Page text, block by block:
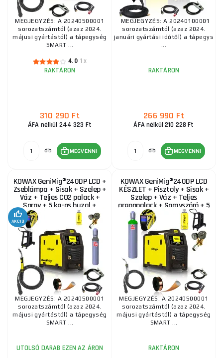
KOWAX GeniMig®240DP LCD + égő 4m + kábelek
3m
303 620 Ft
RAKTÁRON 359 300 Ft
KOWAX GeniMig®240DP LCD + Pisztoly + Sisak +
Szelep + Váz + Teljes argonpalack + Sprayszóró +
RAKTÁRON a szállítónál
MEGVENNI 430 135 Ft
KOWAX GeniMig®500DP LCD SZETT 1Q
RAKTÁRON ks 1 768 460 Ft
MEGJEGYZÉS: A 20240500001
sorozatszámtól (azaz 2024.
májusi gyártástól) a tápegység
SMART ...
4.0 1x
RAKTÁRON
310 290 Ft
ÁFA nélkül 244 323 Ft
db MEGVENNI
MEGJEGYZÉS: A 20240100001
sorozatszámtól (azaz 2024.
januári gyártási időtől) a tápegys
...
RAKTÁRON
266 990 Ft
ÁFA nélkül 210 228 Ft
db MEGVENNI
KOWAX GeniMig®240DP LCD +
Zseblámpa + Sisak + Szelep +
Váz + Teljes CO2 palack +
Spray + 5 kg-os huzal +
AKCIÓ
MEGJEGYZÉS: A 20240500001
sorozatszámtól (azaz 2024.
májusi gyártástól) a tápegység
SMART ...
UTOLSÓ DARAB EZEN AZ ÁRON
KOWAX GeniMig®240DP LCD
KÉSZLET + Pisztoly + Sisak +
Szelep + Váz + Teljes
argonpalack + Sprayszóró + 5
kg-os drót +...
MEGJEGYZÉS: A 20240500001
sorozatszámtól (azaz 2024.
májusi gyártástól) a tápegység
SMART ...
RAKTÁRON